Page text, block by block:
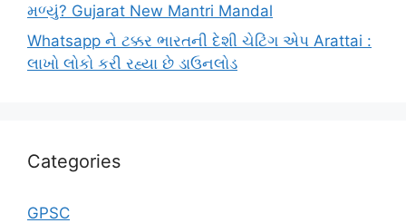
મળ્યું? Gujarat New Mantri Mandal
Whatsapp ને ટક્કર ભારતની દેશી ચેટિંગ એપ Arattai :
લાખો લોકો કરી રહ્યા છે ડાઉનલોડ
Categories
GPSC